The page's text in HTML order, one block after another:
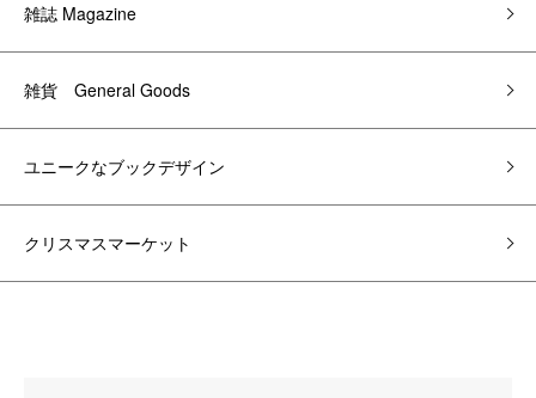
雑誌 Magazine
雑貨 General Goods
ユニークなブックデザイン
クリスマスマーケット